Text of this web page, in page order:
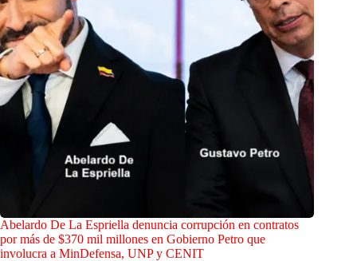
Abelardo De La Espriella denuncia corrupción en contratos
por más de $370 mil millones en Gobierno Petro que
involucra a MinDefensa, UNP y CENIT